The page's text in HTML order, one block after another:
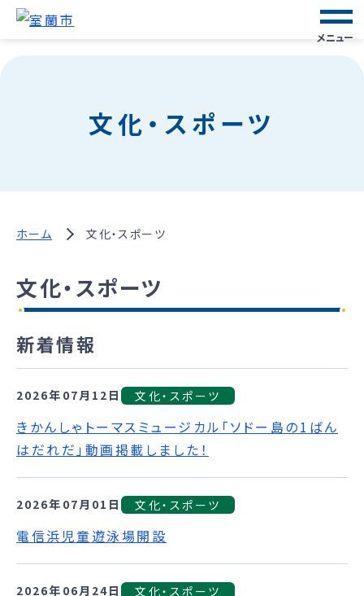
メニュー
文化・スポーツ
ホーム 文化・スポーツ
文化・スポーツ
新着情報
2026年07月12日 文化・スポーツ
きかんしゃトーマスミュージカル「ソドー島の1ばん
はだれだ」動画掲載しました！
2026年07月01日 文化・スポーツ
電信浜児童遊泳場開設
2026年06月24日 文化・スポーツ